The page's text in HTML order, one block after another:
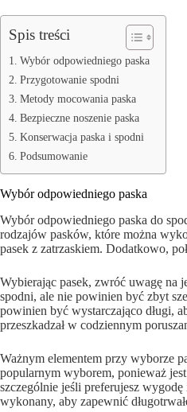
Spis treści
Wybór odpowiedniego paska
Przygotowanie spodni
Metody mocowania paska
Bezpieczne noszenie paska
Konserwacja paska i spodni
Podsumowanie
Wybór odpowiedniego paska
Wybór odpowiedniego paska do
rodzajów pasków, które można
pasek z zatrzaskiem. Dodatkowo,
Wybierając pasek, zwróć uwagę na
spodni, ale nie powinien być zbyt
powinien być wystarczająco długi,
przeszkadzał w codziennym
Ważnym elementem przy wyborze
popularnym wyborem, ponieważ
szczególnie jeśli preferujesz
wykonany, aby zapewnić